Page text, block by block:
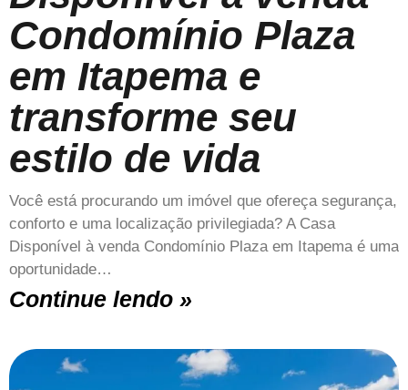
Condomínio Plaza
em Itapema e
transforme seu
estilo de vida
Você está procurando um imóvel que ofereça segurança,
conforto e uma localização privilegiada? A Casa
Disponível à venda Condomínio Plaza em Itapema é uma
oportunidade…
Continue lendo »